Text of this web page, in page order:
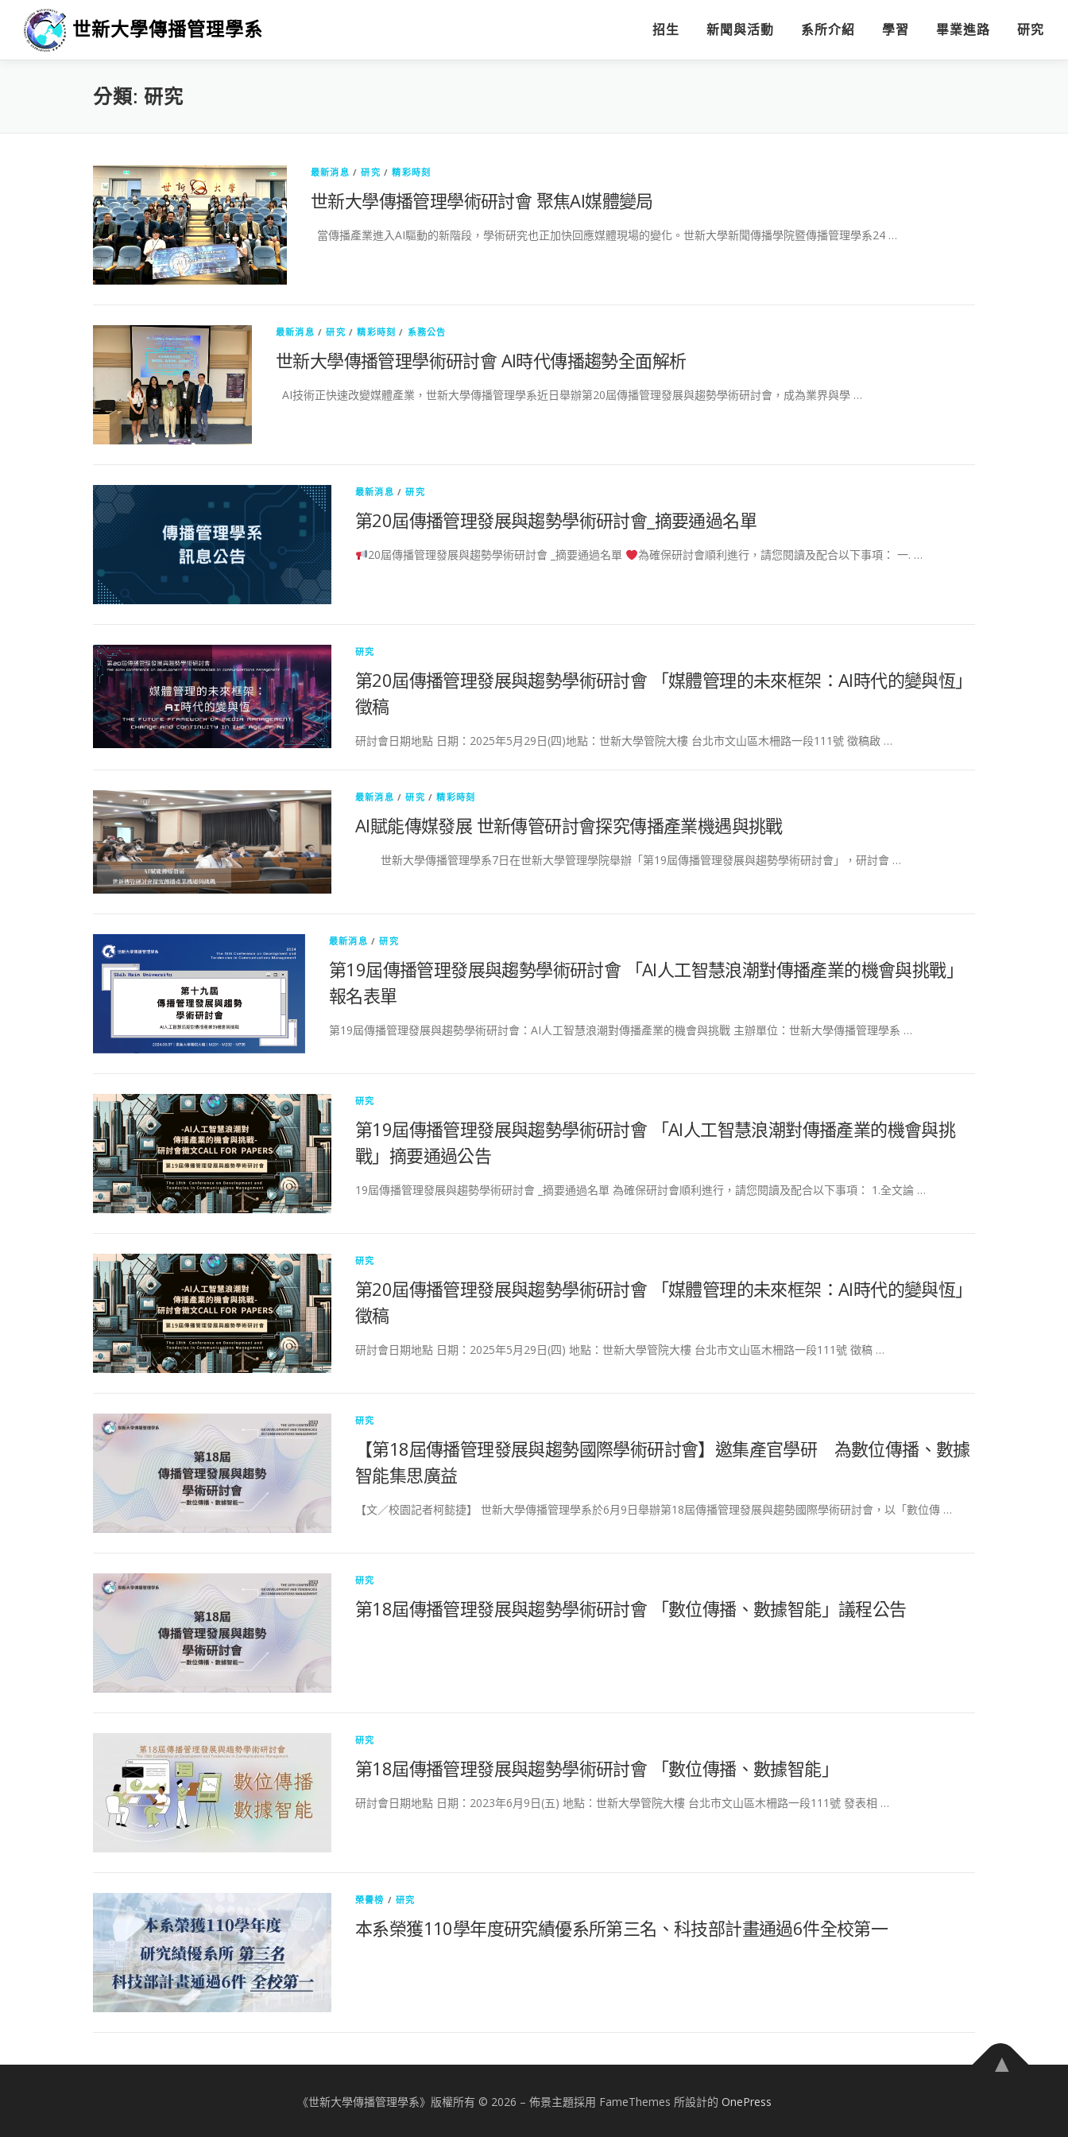
要
世新大學傳播管理學系 招生 新聞與活動 系所介紹 學習 畢業進路 研究
分類: 研究
最新消息 /研究 /精彩時刻
世新大學傳播管理學術研討會 聚焦AI媒體變局
當傳播產業進入AI驅動的新階段，學術研究也正加快回應媒體現場的變化。世新大學新聞傳播學院暨傳播管理學系24 …
最新消息 /研究 /精彩時刻 / 系務公告
世新大學傳播管理學術研討會 AI時代傳播趨勢全面解析
AI技術正快速改變媒體產業，世新大學傳播管理學系近日舉辦第20屆傳播管理發展與趨勢學術研討會，成為業界與學 …
最新消息 /研究
第20屆傳播管理發展與趨勢學術研討會_摘要通過名單
20屆傳播管理發展與趨勢學術研討會 _摘要通過名單 為確保研討會順利進行，請您閱讀及配合以下事項： ​一. …
研究
第20屆傳播管理發展與趨勢學術研討會 「媒體管理的未來框架：AI時代的變與恆」
徵稿
研討會日期地點 日期：2025年5月29日(四)地點：世新大學管院大樓 台北市文山區木柵路一段111號 徵稿啟 …
最新消息 /研究 /精彩時刻
AI賦能傳媒發展 世新傳管研討會探究傳播產業機遇與挑戰
世新大學傳播管理學系7日在世新大學管理學院舉辦「第19屆傳播管理發展與趨勢學術研討會」，研討會 …
最新消息 /研究
第19屆傳播管理發展與趨勢學術研討會 「AI人工智慧浪潮對傳播產業的機會與挑戰」
報名表單
第19屆傳播管理發展與趨勢學術研討會：AI人工智慧浪潮對傳播產業的機會與挑戰 主辦單位：世新大學傳播管理學系 …
研究
第19屆傳播管理發展與趨勢學術研討會 「AI人工智慧浪潮對傳播產業的機會與挑
戰」摘要通過公告
19屆傳播管理發展與趨勢學術研討會 _摘要通過名單 為確保研討會順利進行，請您閱讀及配合以下事項： 1.全文論 …
研究
第20屆傳播管理發展與趨勢學術研討會 「媒體管理的未來框架：AI時代的變與恆」
徵稿
研討會日期地點 日期：2025年5月29日(四) 地點：世新大學管院大樓 台北市文山區木柵路一段111號 徵稿 …
研究
【第18屆傳播管理發展與趨勢國際學術研討會】邀集產官學研 為數位傳播、數據
智能集思廣益
【文／校園記者柯懿捷】 世新大學傳播管理學系於6月9日舉辦第18屆傳播管理發展與趨勢國際學術研討會，以「數位傳 …
研究
第18屆傳播管理發展與趨勢學術研討會 「數位傳播、數據智能」議程公告
研究
第18屆傳播管理發展與趨勢學術研討會 「數位傳播、數據智能」
研討會日期地點 日期：2023年6月9日(五) 地點：世新大學管院大樓 台北市文山區木柵路一段111號 發表相 …
榮譽榜 /研究
本系榮獲110學年度研究績優系所第三名、科技部計畫通過6件全校第一
《世新大學傳播管理學系》版權所有 © 2026 – 佈景主題採用 FameThemes 所設計的 OnePress